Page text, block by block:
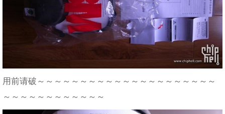
用前请破～～～～～～～～～～～～～～～～～～～～～
～～～～～～～～～～～～